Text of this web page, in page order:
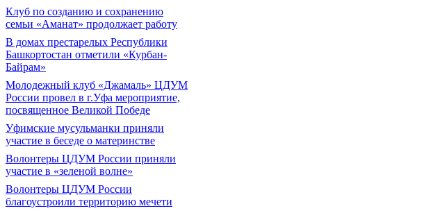
Клуб по созданию и сохранению
семьи «Аманат» продолжает работу
В домах престарелых Республики
Башкортостан отметили «Курбан-
Байрам»
Молодежный клуб «Джамаль» ЦДУМ
России провел в г.Уфа мероприятие,
посвященное Великой Победе
Уфимские мусульманки приняли
участие в беседе о материнстве
Волонтеры ЦДУМ России приняли
участие в «зеленой волне»
Волонтеры ЦДУМ России
благоустроили территорию мечети